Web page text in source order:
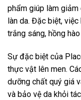
phẩm giúp làm giảm
làn da. Đặc biệt,
trắng sáng, hồng
Sự đặc biệt của
thực vật lên men.
dưỡng chất quý giá
và bảo vệ da khỏi